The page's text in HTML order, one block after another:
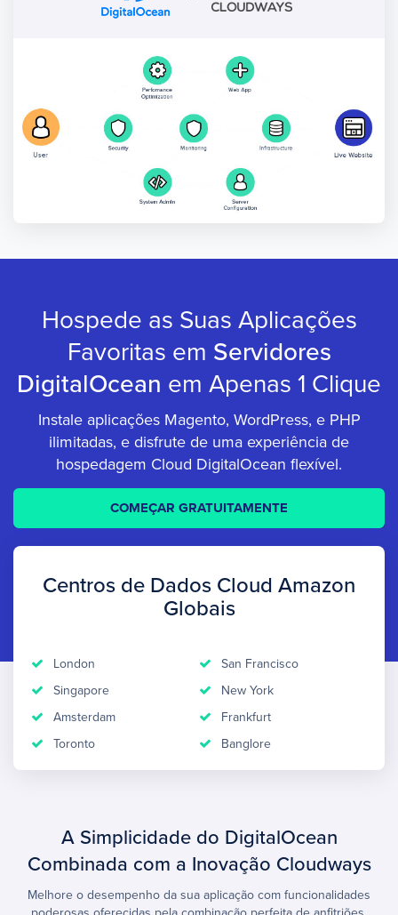
Hospede as Suas Aplicações
Favoritas em Servidores
DigitalOcean em Apenas 1 Clique
Instale aplicações Magento, WordPress, e PHP
ilimitadas, e disfrute de uma experiência de
hospedagem Cloud DigitalOcean flexível.
COMEÇAR GRATUITAMENTE
Centros de Dados Cloud Amazon
Globais
London
San Francisco
Singapore
New York
Amsterdam
Frankfurt
Toronto
Banglore
A Simplicidade do DigitalOcean
Combinada com a Inovação Cloudways
Melhore o desempenho da sua aplicação com funcionalidades